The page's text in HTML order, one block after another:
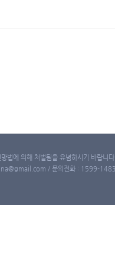
법에 의해 처벌됨을 유념하시기 바랍니다.
/ 문의전화 : 1599-